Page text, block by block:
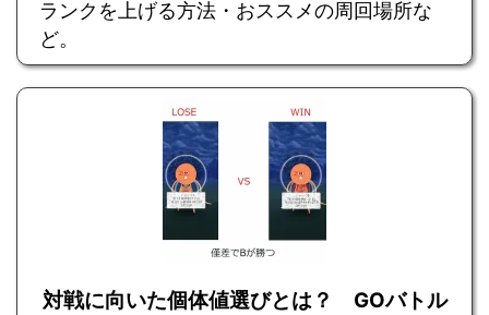
ランクを上げる方法・おススメの周回場所な
ど。
対戦に向いた個体値選びとは？ GOバトル